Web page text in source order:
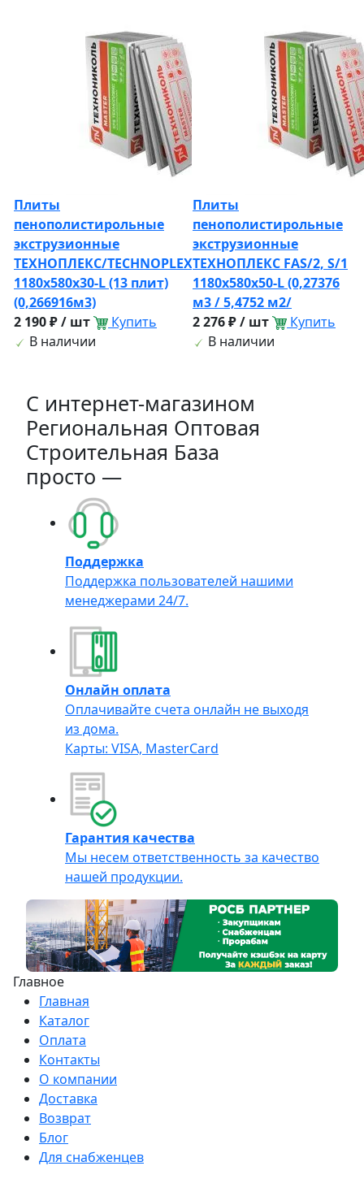
Плиты
пенополистирольные
экструзионные
ТЕХНОПЛЕКС/TECHNOPLEX
1180х580х30-L (13 плит)
(0,266916м3)
2 190 ₽ / шт
Купить
В наличии
Плиты
пенополистирольные
экструзионные
ТЕХНОПЛЕКС FAS/2, S/1
1180х580х50-L (0,27376
м3 / 5,4752 м2/
2 276 ₽ / шт
Купить
В наличии
C интернет-магазином
Региональная Оптовая
Строительная База
просто —
Поддержка
Поддержка пользователей нашими
менеджерами 24/7.
Онлайн оплата
Оплачивайте счета онлайн не выходя
из дома.
Карты: VISA, MasterCard
Гарантия качества
Мы несем ответственность за качество
нашей продукции.
Главное
Главная
Каталог
Оплата
Контакты
О компании
Доставка
Возврат
Блог
Для снабженцев